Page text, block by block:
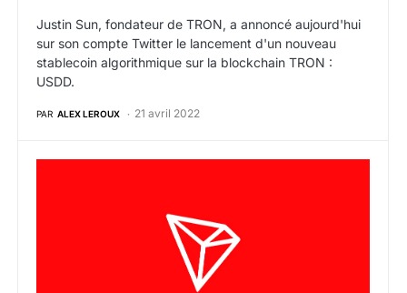
Justin Sun, fondateur de TRON, a annoncé aujourd'hui
sur son compte Twitter le lancement d'un nouveau
stablecoin algorithmique sur la blockchain TRON :
USDD.
PAR ALEX LEROUX 21 avril 2022